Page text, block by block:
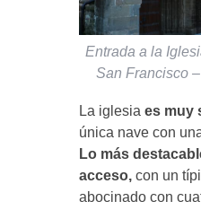
Entrada a la
San Francisco
La iglesia es muy
única nave con
Lo más
acceso,con un
abocinado con